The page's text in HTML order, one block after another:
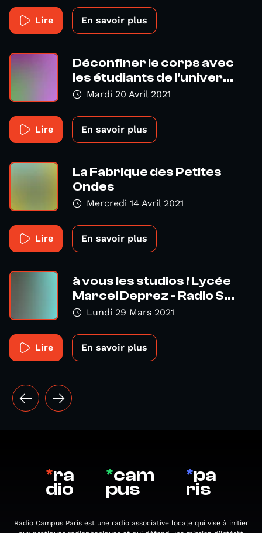
Lire En savoir plus
Déconfiner le corps avec
les étudiants de l'univer...
Mardi 20 Avril 2021
Lire En savoir plus
La Fabrique des Petites
Ondes
Mercredi 14 Avril 2021
Lire En savoir plus
à vous les studios ! Lycée
Marcel Deprez - Radio S...
Lundi 29 Mars 2021
Lire En savoir plus
*ra
dio
*cam
pus
*pa
ris
Radio Campus Paris est une radio associative locale qui vise à initier